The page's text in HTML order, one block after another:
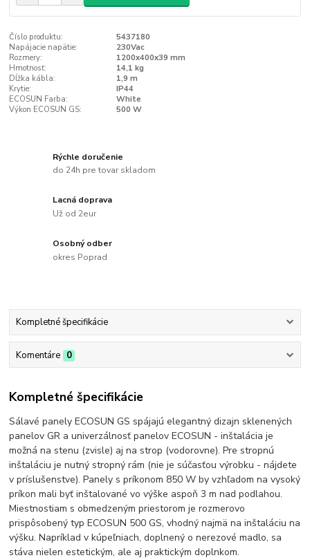
Číslo produktu:
5437180
Napájacie napätie:
230Vac
Rozmery:
1200x400x39 mm
Hmotnosť:
14,1 kg
Dĺžka kábla:
1,9 m
Krytie:
IP44
ECOSUN Farba:
White
Výkon ECOSUN GS:
500 W
Rýchle doručenie
do 24h pre tovar skladom
Lacná doprava
Už od 2eur
Osobný odber
okres Poprad
Kompletné špecifikácie
Komentáre 0
Kompletné špecifikácie
Sálavé panely ECOSUN GS spájajú elegantný dizajn sklenených
panelov GR a univerzálnosť panelov ECOSUN - inštalácia je
možná na stenu (zvisle) aj na strop (vodorovne). Pre stropnú
inštaláciu je nutný stropný rám (nie je súčasťou výrobku - nájdete
v príslušenstve). Panely s príkonom 850 W by vzhľadom na vysoký
príkon mali byť inštalované vo výške aspoň 3 m nad podlahou.
Miestnostiam s obmedzeným priestorom je rozmerovo
prispôsobený typ ECOSUN 500 GS, vhodný najmä na inštaláciu na
výšku. Napríklad v kúpeľniach, doplnený o nerezové madlo, sa
stáva nielen estetickým, ale aj praktickým doplnkom.